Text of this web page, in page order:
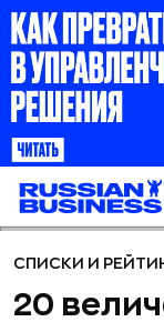
СПИСКИ И
20